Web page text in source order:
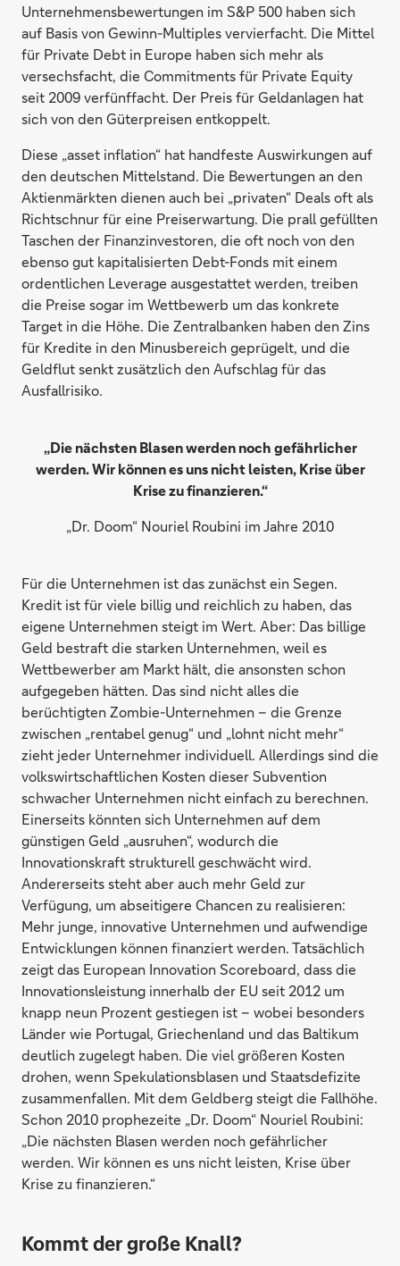
Unternehmensbewertungen im S&P 500 haben sich
auf Basis von Gewinn-Multiples vervierfacht. Die Mittel
für Private Debt in Europe haben sich mehr als
versechsfacht, die Commitments für Private Equity
seit 2009 verfünffacht. Der Preis für Geldanlagen hat
sich von den Güterpreisen entkoppelt.
Diese „asset inflation“ hat handfeste Auswirkungen auf
den deutschen Mittelstand. Die Bewertungen an den
Aktienmärkten dienen auch bei „privaten“ Deals oft als
Richtschnur für eine Preiserwartung. Die prall gefüllten
Taschen der Finanzinvestoren, die oft noch von den
ebenso gut kapitalisierten Debt-Fonds mit einem
ordentlichen Leverage ausgestattet werden, treiben
die Preise sogar im Wettbewerb um das konkrete
Target in die Höhe. Die Zentralbanken haben den Zins
für Kredite in den Minusbereich geprügelt, und die
Geldflut senkt zusätzlich den Aufschlag für das
Ausfallrisiko.
„Die nächsten Blasen werden noch gefährlicher
werden. Wir können es uns nicht leisten, Krise über
Krise zu finanzieren.“
„Dr. Doom“ Nouriel Roubini im Jahre 2010
Für die Unternehmen ist das zunächst ein Segen.
Kredit ist für viele billig und reichlich zu haben, das
eigene Unternehmen steigt im Wert. Aber: Das billige
Geld bestraft die starken Unternehmen, weil es
Wettbewerber am Markt hält, die ansonsten schon
aufgegeben hätten. Das sind nicht alles die
berüchtigten Zombie-Unternehmen – die Grenze
zwischen „rentabel genug“ und „lohnt nicht mehr“
zieht jeder Unternehmer individuell. Allerdings sind die
volkswirtschaftlichen Kosten dieser Subvention
schwacher Unternehmen nicht einfach zu berechnen.
Einerseits könnten sich Unternehmen auf dem
günstigen Geld „ausruhen“, wodurch die
Innovationskraft strukturell geschwächt wird.
Andererseits steht aber auch mehr Geld zur
Verfügung, um abseitigere Chancen zu realisieren:
Mehr junge, innovative Unternehmen und aufwendige
Entwicklungen können finanziert werden. Tatsächlich
zeigt das European Innovation Scoreboard, dass die
Innovationsleistung innerhalb der EU seit 2012 um
knapp neun Prozent gestiegen ist – wobei besonders
Länder wie Portugal, Griechenland und das Baltikum
deutlich zugelegt haben. Die viel größeren Kosten
drohen, wenn Spekulationsblasen und Staatsdefizite
zusammenfallen. Mit dem Geldberg steigt die Fallhöhe.
Schon 2010 prophezeite „Dr. Doom“ Nouriel Roubini:
„Die nächsten Blasen werden noch gefährlicher
werden. Wir können es uns nicht leisten, Krise über
Krise zu finanzieren.“
Kommt der große Knall?